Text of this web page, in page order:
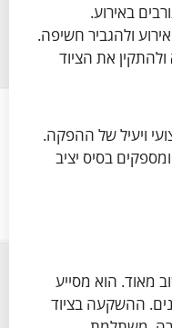
באירוע.
ולהגביר חשיפה.
ולהתקין את הציוד
ויעיל של ההפקה.
בסיס יציב
מאוד. הוא מסייע
ההשקעה בציוד